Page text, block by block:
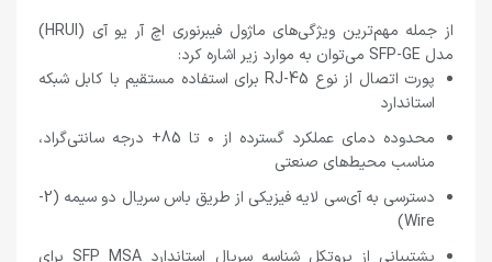
از جمله مهم‌ترین ویژگی‌های ماژول فیبرنوری اچ آر یو آی (HRUI)
مدل SFP-GE می‌توان به موارد زیر اشاره کرد:
پورت اتصال از نوع RJ-45 برای استفاده مستقیم با کابل شبکه
استاندارد
محدوده دمای عملکرد گسترده از ۰ تا 85+ درجه سانتی‌گراد،
مناسب محیط‌های صنعتی
دسترسی به آی‌سی لایه فیزیکی از طریق باس سریال دو سیمه (2-
Wire)
پشتیبانی از پروتکل شناسه سریال استاندارد SFP MSA برای